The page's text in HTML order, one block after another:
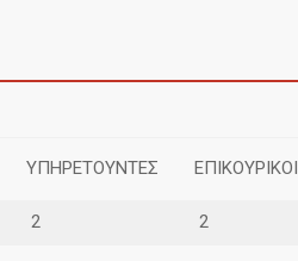
ΥΠΗΡΕΤΟΥΝΤΕΣ ΕΠΙΚΟΥΡΙΚΟΙ
2 2